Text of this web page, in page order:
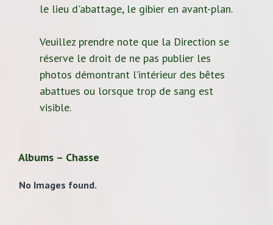
le lieu d'abattage, le gibier en avant-plan.
Veuillez prendre note que la Direction se
réserve le droit de ne pas publier les
photos démontrant l’intérieur des bêtes
abattues ou lorsque trop de sang est
visible.
Albums – Chasse
No Images found.